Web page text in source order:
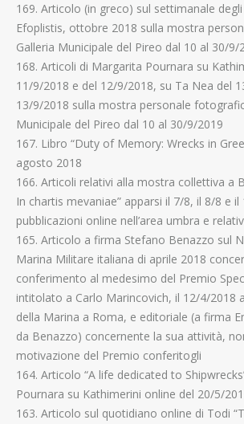
169. Articolo (in greco) sul settimanale
Efoplistis, ottobre 2018 sulla mostra
Galleria Municipale del Pireo dal 10 al 30/9/
168. Articoli di Margarita Pournara su
11/9/2018 e del 12/9/2018, su Ta Nea del
13/9/2018 sulla mostra personale
Municipale del Pireo dal 10 al 30/9/2019
167. Libro “Duty of Memory: Wrecks in
agosto 2018
166. Articoli relativi alla mostra collettiva a
In chartis mevaniae” apparsi il 7/8, il 8/8 e
pubblicazioni online nell’area umbra e
165. Articolo a firma Stefano Benazzo sul
Marina Militare italiana di aprile 2018
conferimento al medesimo del Premio
intitolato a Carlo Marincovich, il 12/4/2018
della Marina a Roma, e editoriale (a firma
da Benazzo) concernente la sua attività,
motivazione del Premio conferitogli
164. Articolo “A life dedicated to
Pournara su Kathimerini online del 20/5/
163. Articolo sul quotidiano online di Todi